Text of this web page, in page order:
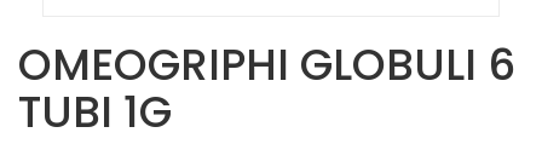
OMEOGRIPHI GLOBULI 6
TUBI 1G